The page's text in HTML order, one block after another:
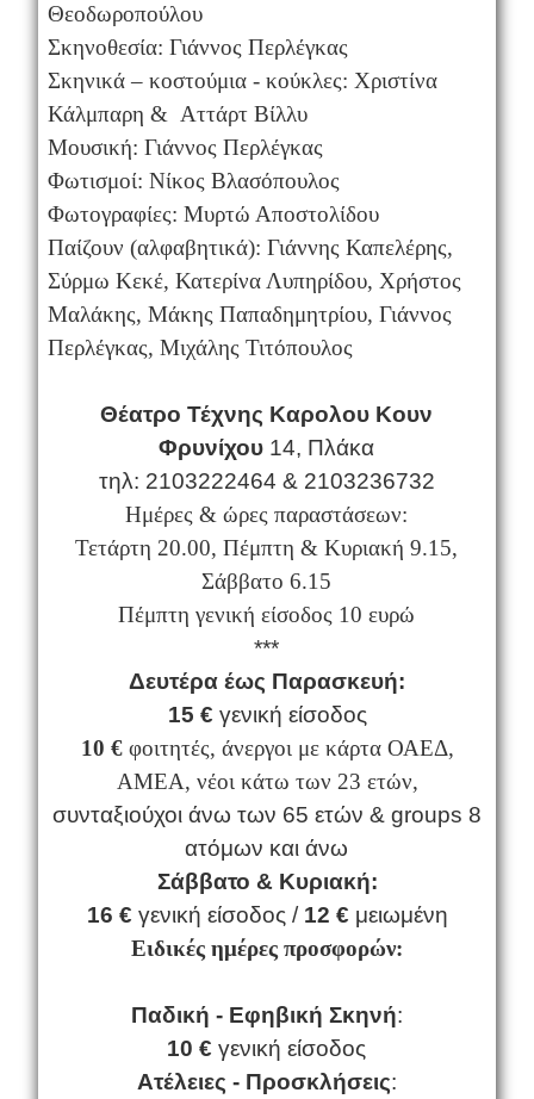
Θεοδωροπούλου
Σκηνοθεσία: Γιάννος Περλέγκας
Σκηνικά – κοστούμια - κούκλες: Χριστίνα
Κάλμπαρη & Αττάρτ Βίλλυ
Μουσική: Γιάννος Περλέγκας
Φωτισμοί: Νίκος Βλασόπουλος
Φωτογραφίες: Μυρτώ Αποστολίδου
Παίζουν (αλφαβητικά): Γιάννης Καπελέρης,
Σύρμω Κεκέ, Κατερίνα Λυπηρίδου, Χρήστος
Μαλάκης, Μάκης Παπαδημητρίου, Γιάννος
Περλέγκας, Μιχάλης Τιτόπουλος
Θέατρο Τέχνης Καρολου Κουν
Φρυνίχου 14, Πλάκα
τηλ: 2103222464 & 2103236732
Ημέρες & ώρες παραστάσεων:
Τετάρτη 20.00, Πέμπτη & Κυριακή 9.15,
Σάββατο 6.15
Πέμπτη γενική είσοδος 10 ευρώ
***
Δευτέρα έως Παρασκευή:
15 € γενική είσοδος
10 € φοιτητές, άνεργοι με κάρτα ΟΑΕΔ,
ΑΜΕΑ, νέοι κάτω των 23 ετών,
συνταξιούχοι άνω των 65 ετών & groups 8
ατόμων και άνω
Σάββατο & Κυριακή:
16 € γενική είσοδος / 12 € μειωμένη
Ειδικές ημέρες προσφορών:
Παδική - Εφηβική Σκηνή:
10 € γενική είσοδος
Ατέλειες - Προσκλήσεις: